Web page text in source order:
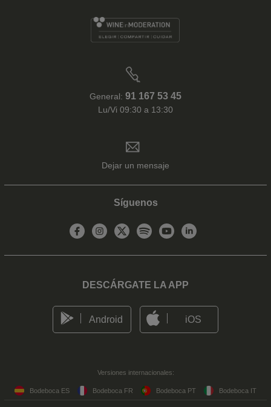
General: 91 167 53 45
Lu/Vi 09:30 a 13:30
Dejar un mensaje
Síguenos
DESCÁRGATE LA APP
Android iOS
Versiones internacionales:
Bodeboca ES Bodeboca FR Bodeboca PT Bodeboca IT